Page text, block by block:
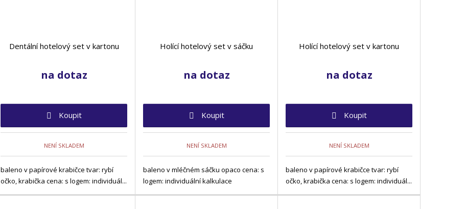
Dentální hotelový set v kartonu
na dotaz
Koupit
NENÍ SKLADEM
baleno v papírové krabičce tvar: rybí
očko, krabička cena: s logem: individuál...
Holící hotelový set v sáčku
na dotaz
Koupit
NENÍ SKLADEM
baleno v mléčném sáčku opaco cena: s
logem: individuální kalkulace
Holící hotelový set v kartonu
na dotaz
Koupit
NENÍ SKLADEM
baleno v papírové krabičce tvar: rybí
očko, krabička cena: s logem: individuál...